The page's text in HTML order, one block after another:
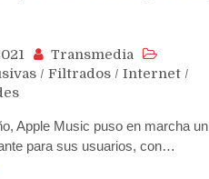
Transmedia
/ Filtrados / Internet /
Apple Music puso en marcha un
para sus usuarios, con…